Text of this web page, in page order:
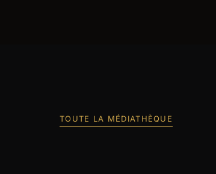
TOUTE LA MÉDIATHÈQUE